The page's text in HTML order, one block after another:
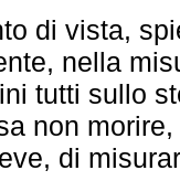
di vista,
nella
tutti sullo
non
di